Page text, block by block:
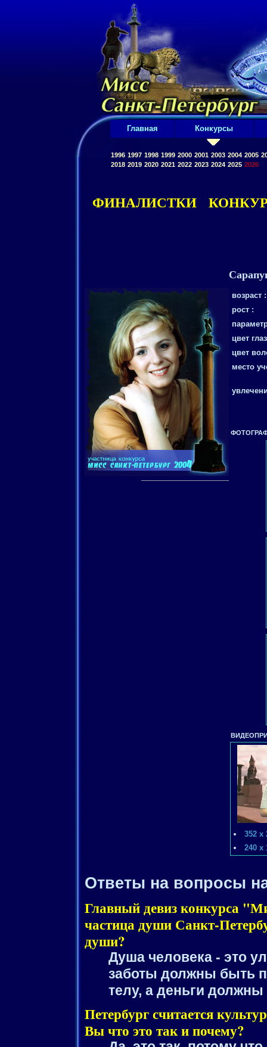
Главная Конкурсы
1996 1997 1998 1999 2000 2001 2003 2004 2005
2018 2019 2020 2021 2022 2023 2024 2025 2026
ФИНАЛИСТКИ
возраст :
рост :
цвет
цвет
место
352 x
240 x
Ответы на вопросы
Главный девиз конкурса
частица души Санкт-
души?
Душа человека - это
заботы должны быть
телу, а деньги
Петербург считается
Вы что это так и почему?